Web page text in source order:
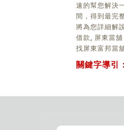
速的幫您解決
間，得到最完
將為您詳細解
借款, 屏東當
找屏東富邦當舖
關鍵字導引：